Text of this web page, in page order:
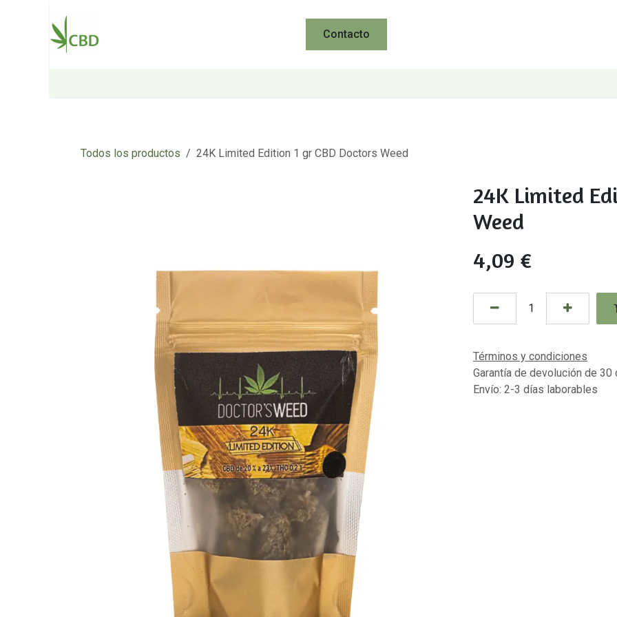
Contacto
Todos los productos 24K Limited Edition 1 gr CBD Doctors Weed
24K Limited
Weed
4,09 €
Términos y condiciones
Garantía de devolución de 30
Envío: 2-3 días laborables